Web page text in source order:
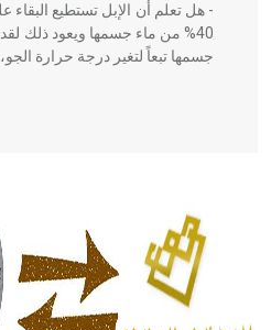
- هل تعلم أن الإبل تستطيع البقاء
40% من ماء جسمها ويعود ذلك
جسمها تبعاً لتغير درجة حرارة الجو،
الحكم، الأدلة، تنظيم التغذية،
له الفضل بأنه حرر الطب من